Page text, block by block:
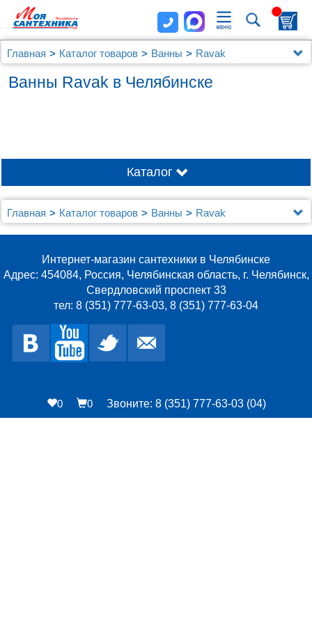
Главная Каталог товаров Ванны Ravak
Ванны Ravak в Челябинске
Каталог
Главная Каталог товаров Ванны Ravak
Интернет-магазин сантехники в Челябинске
Адрес: 454084, Россия, Челябинская область, г. Челябинск,
Свердловский проспект 33
тел: 8 (351) 777-63-03, 8 (351) 777-63-04
0 0 Звоните: 8 (351) 777-63-03 (04)